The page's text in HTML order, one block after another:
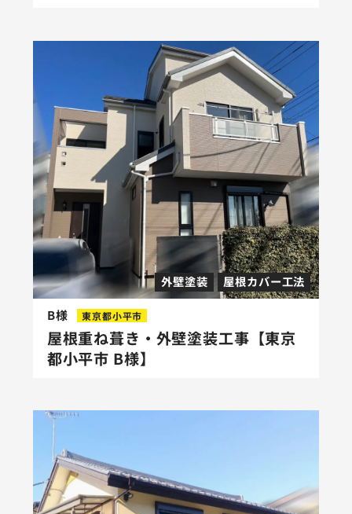
外壁塗装 屋根カバー工法
B様 東京都小平市
屋根重ね葺き・外壁塗装工事【東京
都小平市 B様】